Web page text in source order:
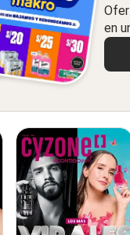
en